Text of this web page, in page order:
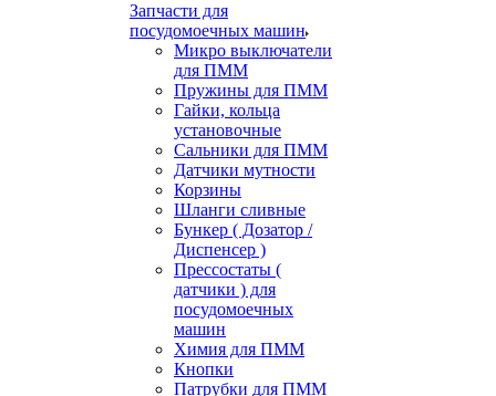
Запчасти для
посудомоечных машин
Микро выключатели
для ПММ
Пружины для ПММ
Гайки, кольца
установочные
Сальники для ПММ
Датчики мутности
Корзины
Шланги сливные
Бункер ( Дозатор /
Диспенсер )
Прессостаты (
датчики ) для
посудомоечных
машин
Химия для ПММ
Кнопки
Патрубки для ПММ